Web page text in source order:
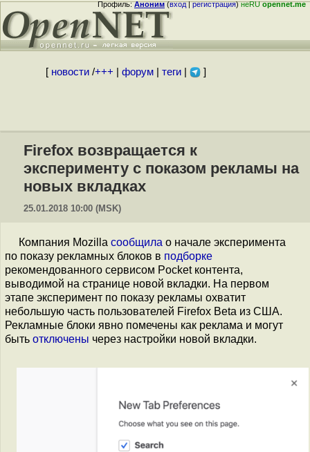
Профиль:Аноним(вход|регистрация)неRUopennet.me
[ новости/+++ форум| теги| ]
Firefox возвращается к
эксперименту с показом рекламы на
новых вкладках
25.01.2018 10:00 (MSK)
Компания Mozilla сообщила о начале эксперимента
по показу рекламных блоков в подборке
рекомендованного сервисом Pocket контента,
выводимой на странице новой вкладки. На первом
этапе эксперимент по показу рекламы охватит
небольшую часть пользователей Firefox Beta из США.
Рекламные блоки явно помечены как реклама и могут
быть отключены через настройки новой вкладки.